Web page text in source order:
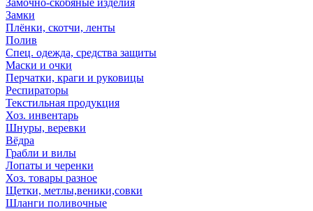
Замочно-скобяные изделия
Замки
Плёнки, скотчи, ленты
Полив
Спец. одежда, средства защиты
Маски и очки
Перчатки, краги и руковицы
Респираторы
Текстильная продукция
Хоз. инвентарь
Шнуры, веревки
Вёдра
Грабли и вилы
Лопаты и черенки
Хоз. товары разное
Щетки, метлы,веники,совки
Шланги поливочные